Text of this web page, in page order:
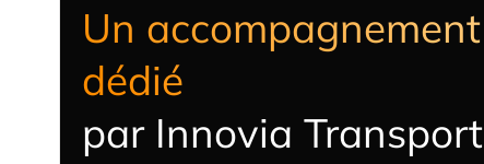
Un accompagnement
dédié
par Innovia Transport